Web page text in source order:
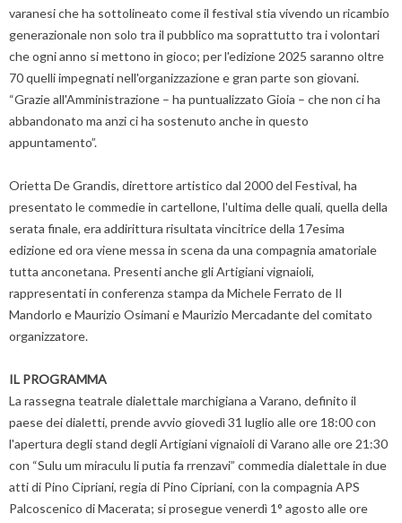
varanesi che ha sottolineato come il festival stia vivendo un ricambio
generazionale non solo tra il pubblico ma soprattutto tra i volontari
che ogni anno si mettono in gioco; per l'edizione 2025 saranno oltre
70 quelli impegnati nell'organizzazione e gran parte son giovani.
“Grazie all'Amministrazione – ha puntualizzato Gioia – che non ci ha
abbandonato ma anzi ci ha sostenuto anche in questo
appuntamento”.
Orietta De Grandis, direttore artistico dal 2000 del Festival, ha
presentato le commedie in cartellone, l'ultima delle quali, quella della
serata finale, era addirittura risultata vincitrice della 17esima
edizione ed ora viene messa in scena da una compagnia amatoriale
tutta anconetana. Presenti anche gli Artigiani vignaioli,
rappresentati in conferenza stampa da Michele Ferrato de Il
Mandorlo e Maurizio Osimani e Maurizio Mercadante del comitato
organizzatore.
IL PROGRAMMA
La rassegna teatrale dialettale marchigiana a Varano, definito il
paese dei dialetti, prende avvio giovedì 31 luglio alle ore 18:00 con
l'apertura degli stand degli Artigiani vignaioli di Varano alle ore 21:30
con “Sulu um miraculu li putia fa rrenzavi” commedia dialettale in due
atti di Pino Cipriani, regia di Pino Cipriani, con la compagnia APS
Palcoscenico di Macerata; si prosegue venerdì 1° agosto alle ore